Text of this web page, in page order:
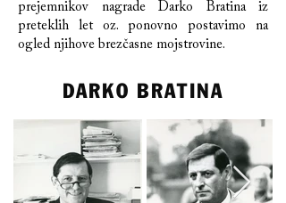
prejemnikov nagrade Darko Bratina iz
preteklih let oz. ponovno postavimo na
ogled njihove brezčasne mojstrovine.
DARKO BRATINA